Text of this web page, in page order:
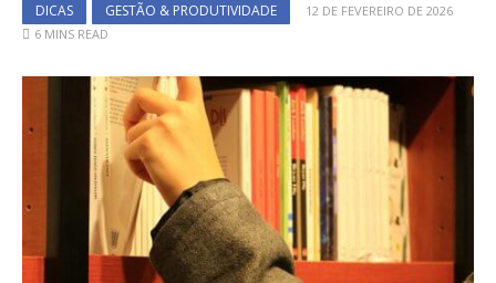
DICAS GESTÃO & PRODUTIVIDADE
12 DE FEVEREIRO DE 2026
6 MINS READ